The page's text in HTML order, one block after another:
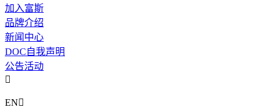
加入富斯
品牌介绍
新闻中心
DOC自我声明
公告活动

EN